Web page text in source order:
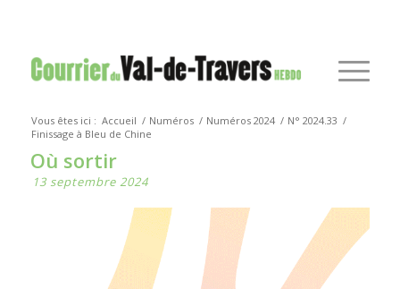
Vous êtes ici : Accueil / Numéros / Numéros 2024 / N° 2024.33 /
Finissage à Bleu de Chine
Où sortir
13 septembre 2024